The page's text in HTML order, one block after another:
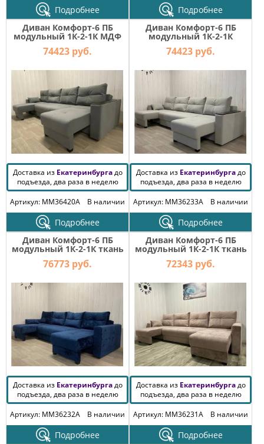
Подробнее
Подробнее
Диван Комфорт-6 ПБ
модульный 1К-2-1К МДФ
ткань Veluta Lux 7
74423 руб.
Доставка из Екатеринбургадо
подъезда, два раза в неделю
Артикул: MM36420A
В наличии
Подробнее
Диван Комфорт-6 ПБ
модульный 1К-2-1К
Боннель+МДФ ткань Luma
13
74423 руб.
Доставка из Екатеринбургадо
подъезда, два раза в неделю
Артикул: MM36233A
В наличии
Подробнее
Диван Комфорт-6 ПБ
модульный 1К-2-1К ткань
Bliss 02
76773 руб.
Доставка из Екатеринбургадо
подъезда, два раза в неделю
Артикул: MM36232A
В наличии
Подробнее
Диван Комфорт-6 ПБ
модульный 1К-2-1К ткань
candy 04
72343 руб.
Доставка из Екатеринбургадо
подъезда, два раза в неделю
Артикул: MM36231A
В наличии
Подробнее